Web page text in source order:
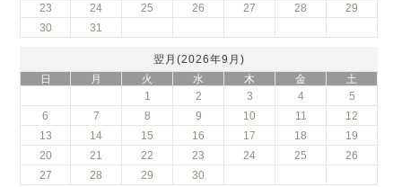
23
24 25 26 27 28
29
30
31
翌月(2026年9月)
日
月 火 水 木 金
土
1
2 3 4
5
6
7 8 9 10 11
12
13
14 15 16 17 18
19
20
21 22 23 24 25
26
27
28 29 30